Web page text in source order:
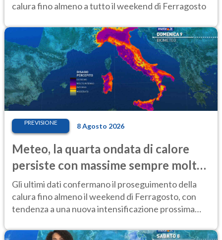
calura fino almeno a tutto il weekend di Ferragosto
PREVISIONE 8 Agosto 2026
Meteo, la quarta ondata di calore
persiste con massime sempre molto
elevate
Gli ultimi dati confermano il proseguimento della
calura fino almeno il weekend di Ferragosto, con
tendenza a una nuova intensificazione prossima